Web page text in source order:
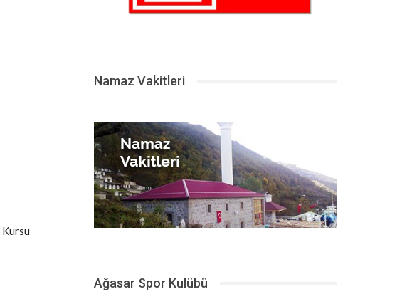
Kursu
Namaz Vakitleri
Ağasar Spor Kulübü